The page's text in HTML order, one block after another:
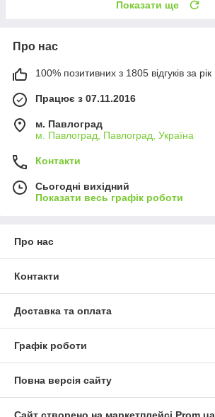
Показати ще
Про нас
100% позитивних з 1805 відгуків за рік
Працює з 07.11.2016
м. Павлоград
м. Павлоград, Павлоград, Україна
Контакти
Сьогодні вихідний
Показати весь графік роботи
Про нас
Контакти
Доставка та оплата
Графік роботи
Повна версія сайту